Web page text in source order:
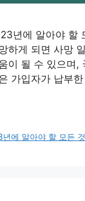
년에 알아야
하게 되면 사망
이 될 수 있으며
가입자가 납부
에 알아야 할 모든